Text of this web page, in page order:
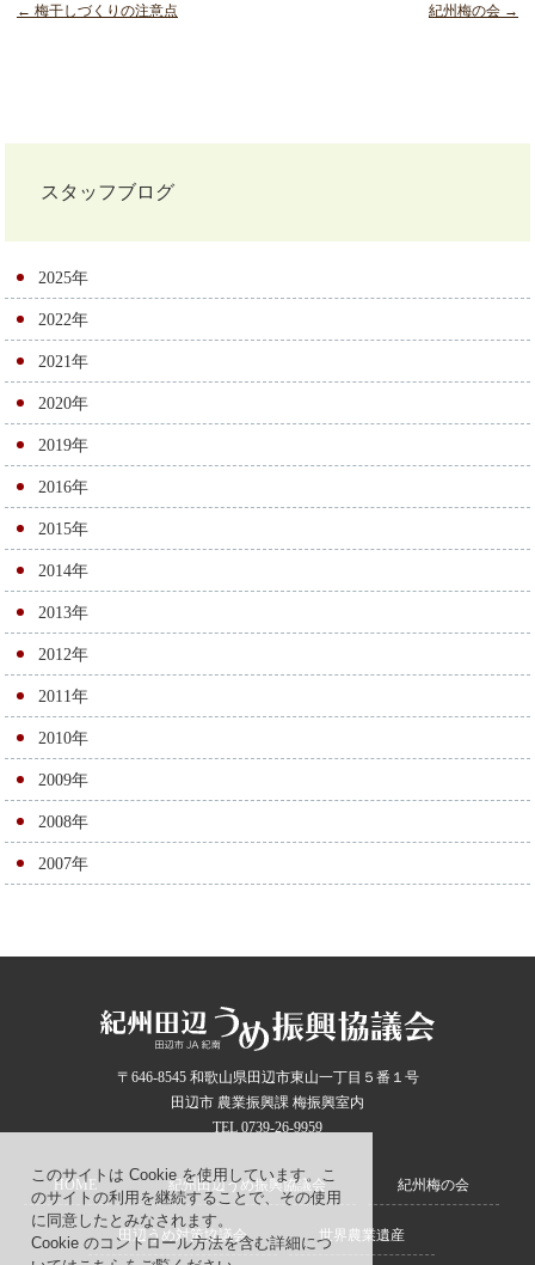
このサイトは Cookie を使用しています。こ
のサイトの利用を継続することで、その使用
に同意したとみなされます。
Cookie のコントロール方法を含む詳細につ
ナ
ビ
ゲ
ー
シ
ョ
ン
← 梅干しづくりの注意点 紀州梅の会 →
スタッフブログ
2025年
2022年
2021年
2020年
2019年
2016年
2015年
2014年
2013年
2012年
2011年
2010年
2009年
2008年
2007年
〒646-8545 和歌山県田辺市東山一丁目５番１号
田辺市 農業振興課 梅振興室内
TEL 0739-26-9959
HOME 紀州田辺うめ振興協議会 紀州梅の会
田辺うめ対策協議会 世界農業遺産